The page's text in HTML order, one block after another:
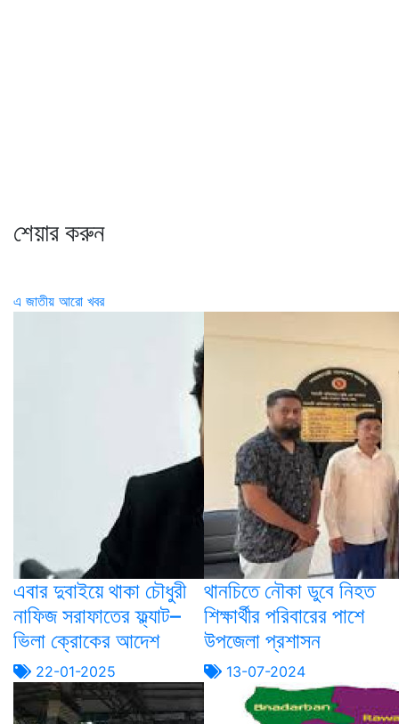
শেয়ার করুন
এ জাতীয় আরো খবর
এবার দুবাইয়ে থাকা চৌধুরী
নাফিজ সরাফাতের ফ্ল্যাট–
ভিলা ক্রোকের আদেশ
22-01-2025
থানচিতে নৌকা ডুবে নিহত
শিক্ষার্থীর পরিবারের পাশে
উপজেলা প্রশাসন
13-07-2024